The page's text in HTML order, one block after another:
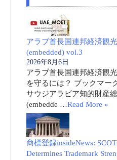
アラブ首長国連邦経済観
(embedded) vol.3
2026年8月6日
アラブ首長国連邦経済観
を守るには？ ブックマー
サウジアラビア知的財産
(embedde …Read More »
商標登録insideNews:
Determines Trademark